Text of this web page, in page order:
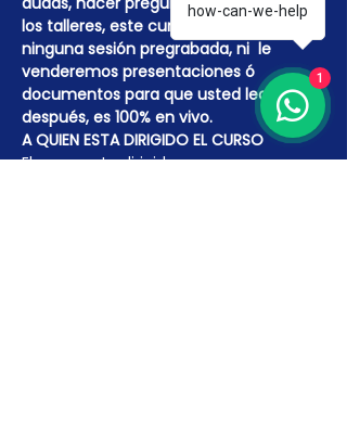
los talleres, este curso NO tiene
ninguna sesión pregrabada, ni  le
venderemos presentaciones ó
documentos para que usted lea
después, es 100% en vivo.
A QUIEN ESTA DIRIGIDO EL CURSO
El curso esta dirigido a personas que
how-can-we-help
1